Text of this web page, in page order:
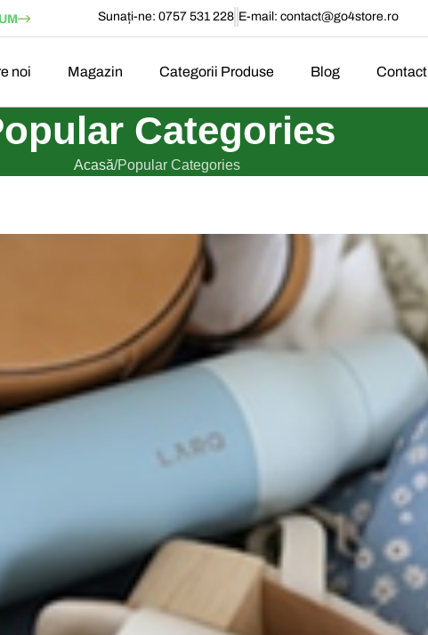
Sunați-ne: 0757 531 228 E-mail:contact@go4store.ro
noi Magazin Categorii Produse Blog Contact
Categories
Acasă Popular Categories